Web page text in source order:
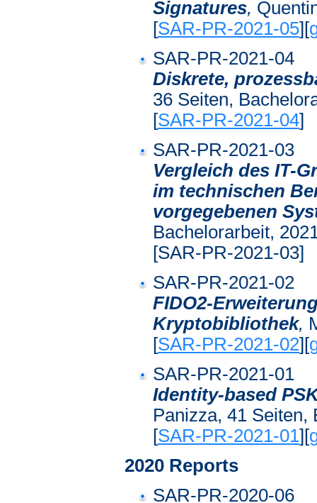
Signatures,
[SAR-PR-2021-05][
SAR-PR-2021-04
Diskrete,
36 Seiten,
[SAR-PR-2021-04]
SAR-PR-2021-03
Vergleich des IT-
im technischen
vorgegebenen
Bachelorarbeit,
[SAR-PR-2021-03]
SAR-PR-2021-02
FIDO2-
Kryptobibliothek,
[SAR-PR-2021-02][
SAR-PR-2021-01
Identity-based
Panizza, 41 Seiten,
[SAR-PR-2021-01][
2020 Reports
SAR-PR-2020-06